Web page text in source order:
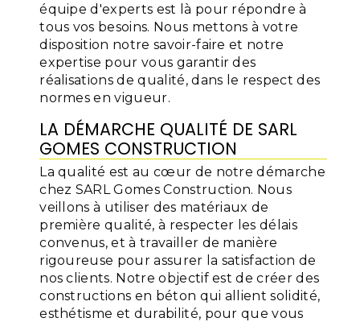
équipe d'experts est là pour répondre à
tous vos besoins. Nous mettons à votre
disposition notre savoir-faire et notre
expertise pour vous garantir des
réalisations de qualité, dans le respect des
normes en vigueur.
LA DÉMARCHE QUALITÉ DE SARL
GOMES CONSTRUCTION
La qualité est au cœur de notre démarche
chez SARL Gomes Construction. Nous
veillons à utiliser des matériaux de
première qualité, à respecter les délais
convenus, et à travailler de manière
rigoureuse pour assurer la satisfaction de
nos clients. Notre objectif est de créer des
constructions en béton qui allient solidité,
esthétisme et durabilité, pour que vous